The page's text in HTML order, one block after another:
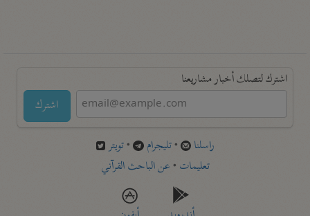
اشترك لتصلك أخبار مشاريعنا
اشترك
راسلنا •تليجرام •تويتر
تعليمات •عن الباحث القرآني